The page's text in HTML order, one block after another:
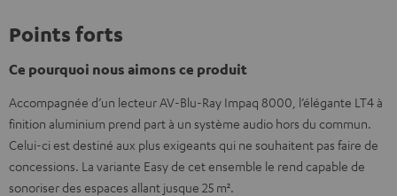
Points forts
Ce pourquoi nous aimons ce produit
Accompagnée d’un lecteur AV-Blu-Ray Impaq 8000, l’élégante LT4 à
finition aluminium prend part à un système audio hors du commun.
Celui-ci est destiné aux plus exigeants qui ne souhaitent pas faire de
concessions. La variante Easy de cet ensemble le rend capable de
sonoriser des espaces allant jusque 25 m².